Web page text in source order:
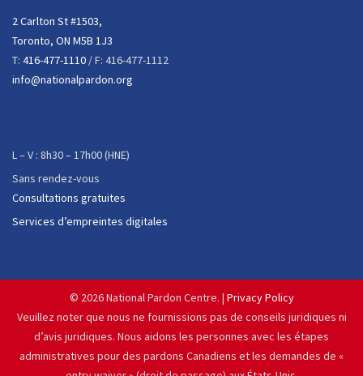
2 Carlton St #1503,
Toronto, ON M5B 1J3
T: 416-477-1110 / F: 416-477-1112
info@nationalpardon.org
L – V : 8h30 – 17h00 (HNE)
Sans rendez-vous
Consultations gratuites
Services d’empreintes digitales
© 2026 National Pardon Centre. | Privacy Policy
Veuillez noter que nous ne fournissions pas de conseils juridiques ni
d’avis juridiques. Nous aidons les personnes avec les étapes
administratives pour des pardons Canadiens et les demandes de «